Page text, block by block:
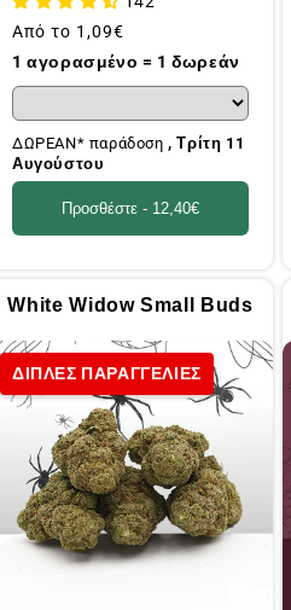
Συνήθης
τιμή
Από το 1,09€
1 αγορασμένο = 1 δωρεάν
ΔΩΡΕΑΝ* παράδοση, Τρίτη 11
Αυγούστου
Προσθέστε - 12,40€
White Widow Small Buds
ΔΙΠΛΕΣ ΠΑΡΑΓΓΕΛΙΕΣ